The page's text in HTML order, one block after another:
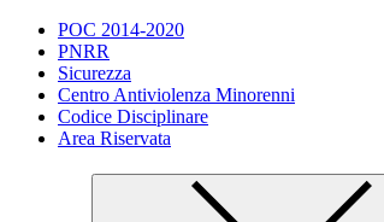
POC 2014-2020
PNRR
Sicurezza
Centro Antiviolenza Minorenni
Codice Disciplinare
Area Riservata